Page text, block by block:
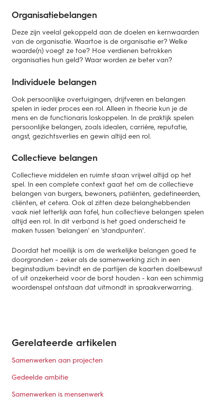
Organisatiebelangen
Deze zijn veelal gekoppeld aan de doelen en kernwaarden
van de organisatie. Waartoe is de organisatie er? Welke
waarde(n) voegt ze toe? Hoe verdienen betrokken
organisaties hun geld? Waar worden ze beter van?
Individuele belangen
Ook persoonlijke overtuigingen, drijfveren en belangen
spelen in ieder proces een rol. Alleen in theorie kun je de
mens en de functionaris loskoppelen. In de praktijk spelen
persoonlijke belangen, zoals idealen, carrière, reputatie,
angst, gezichtsverlies en gewin altijd een rol.
Collectieve belangen
Collectieve middelen en ruimte staan vrijwel altijd op het
spel. In een complete context gaat het om de collectieve
belangen van burgers, bewoners, patiënten, gedetineerden,
cliënten, et cetera. Ook al zitten deze belanghebbenden
vaak niet letterlijk aan tafel, hun collectieve belangen spelen
altijd een rol. In dit verband is het goed onderscheid te
maken tussen 'belangen' en 'standpunten'.
Doordat het moeilijk is om de werkelijke belangen goed te
doorgronden - zeker als de samenwerking zich in een
beginstadium bevindt en de partijen de kaarten doelbewust
of uit onzekerheid voor de borst houden - kan een schimmig
woordenspel ontstaan dat uitmondt in spraakverwarring.
Gerelateerde artikelen
Samenwerken aan projecten
Gedeelde ambitie
Samenwerken is mensenwerk